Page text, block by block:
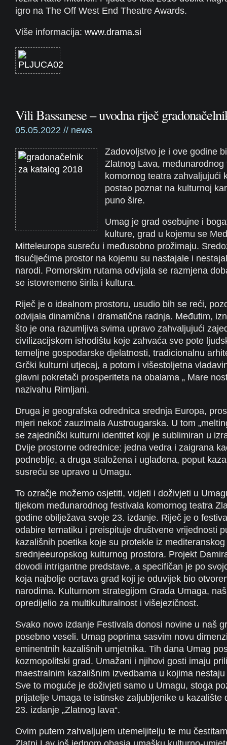
igro na The Off West End Theatre Awards.
Više informacija: www.drama.si
Vili Bassanese – uvodna riječ
05.05.2022 // news
Zadovoljstvo je i ove godine
Zlatnog Lava, međunarodnog
komornog teatra zahvaljujući
postao poznat na kulturnoj
puno šire.
Umag je grad osebujne i
kulture, grad u kojemu se
Mitteleuropa susreću i međusobno prožimaju.
tisućljećima prostor na kojemu su nastajale i
narodi. Pomorskim rutama odvijala se razmjena
se istovremeno širila i kultura.
Riječ je o idealnom prostoru, usudio bih se reći,
odvijala dinamična i dramatična radnja. Međutim,
što je ona razumljiva svima upravo zahvaljujući
civilizacijskom ishodištu koje zahvaća sve pote
temeljne gospodarske djelatnosti, tradicionalnu
Grčki kulturni utjecaj, a potom i višestoljetna
glavni pokretači prosperiteta na obalama „ Mare
nazivahu Rimljani.
Druga je geografska odrednica srednja Europa,
mjeri nekoć zauzimala Austrougarska. U tom
se zajednički kulturni identitet koji je sublimiran u
Dvije prostorne odrednice: jedna vedra i zaigrana
podneblje, a druga staložena i uglađena, poput
susreću se upravo u Umagu.
To ozračje možemo osjetiti, vidjeti i doživjeti u
tijekom međunarodnog festivala komornog teatra
godine obilježava svoje 23. izdanje. Riječ je o
odabire tematiku i preispituje društvene vrijednosti
kazališnih poetika koje su protekle iz mediteranskog
srednjeeuropskog kulturnog prostora. Projekt
dovodi intrigantne predstave, a specifičan je po
koja najbolje ocrtava grad koji je oduvijek bio
narodima. Kulturnom strategijom Grada Umaga,
opredijelio za multikulturalnost i višejezičnost.
Svako novo izdanje Festivala donosi novine u naš
posebno veseli. Umag poprima sasvim novu
eminentnih kazališnih umjetnika. Tih dana Umag
kozmopolitski grad. Umažani i njihovi gosti imaju
maestralnim kazališnim izvedbama u kojima
Sve to moguće je doživjeti samo u Umagu, stoga
prijatelje Umaga te istinske zaljubljenike u kazalište
23. izdanje „Zlatnog lava“.
Ovim putem zahvaljujem utemeljitelju te mu